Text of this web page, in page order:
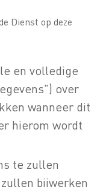
Dienst op deze
en volledige
over
wanneer dit
hierom wordt
te zullen
bijwerken